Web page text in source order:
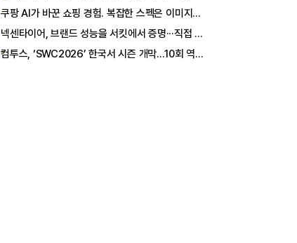
쿠팡 AI가 바꾼 쇼핑 경험. 복잡한 스펙은 이미지로, 수백 개 리뷰는 한눈에…
넥센타이어, 브랜드 성능을 서킷에서 증명···직접 체험하는 고객 참여형 마케팅 확대
컴투스, ‘SWC2026’ 한국서 시즌 개막…10회 역사를 이어갈 챔피언은 누가 될까